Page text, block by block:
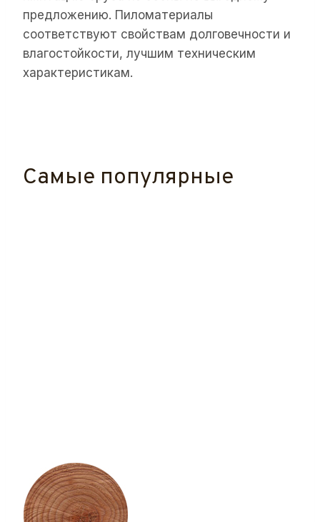
предложению. Пиломатериалы
соответствуют свойствам долговечности и
влагостойкости, лучшим техническим
характеристикам.
Самые популярные